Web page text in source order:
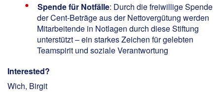
Spende für Notfälle: Durch die freiwillige Spende
der Cent-Beträge aus der Nettovergütung werden
Mitarbeitende in Notlagen durch diese Stiftung
unterstützt – ein starkes Zeichen für gelebten
Teamspirit und soziale Verantwortung
Interested?
Wich, Birgit